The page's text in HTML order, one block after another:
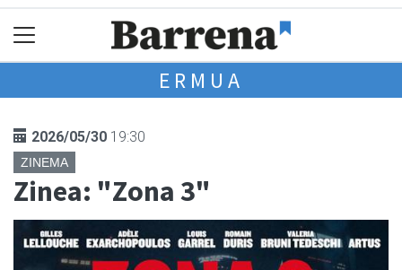
ERMUA
2026/05/30 19:30
ZINEMA
Zinea: "Zona 3"